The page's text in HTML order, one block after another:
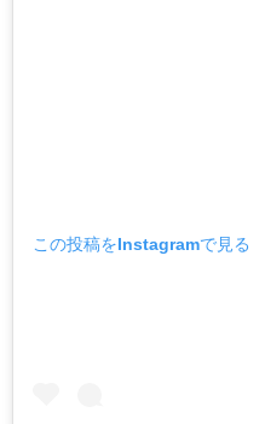
この投稿をInstagramで見る